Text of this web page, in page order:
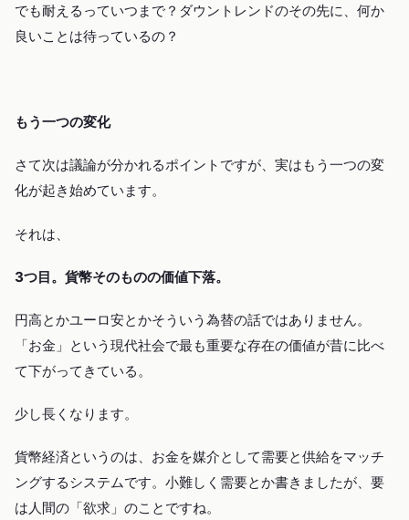
でも耐えるっていつまで？ダウントレンドのその先に、何か
良いことは待っているの？
もう一つの変化
さて次は議論が分かれるポイントですが、実はもう一つの変
化が起き始めています。
それは、
3つ目。貨幣そのものの価値下落。
円高とかユーロ安とかそういう為替の話ではありません。
「お金」という現代社会で最も重要な存在の価値が昔に比べ
て下がってきている。
少し長くなります。
貨幣経済というのは、お金を媒介として需要と供給をマッチ
ングするシステムです。小難しく需要とか書きましたが、要
は人間の「欲求」のことですね。